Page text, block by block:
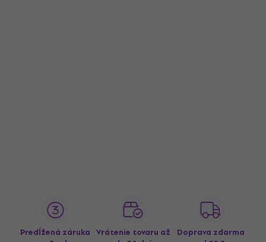
Predĺžená záruka Vrátenie tovaru až
Doprava zdarma